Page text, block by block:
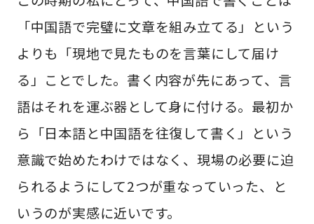
「中国語で完璧に文章を組み立てる」という
よりも「現地で見たものを言葉にして届け
る」ことでした。書く内容が先にあって、言
語はそれを運ぶ器として身に付ける。最初か
ら「日本語と中国語を往復して書く」という
意識で始めたわけではなく、現場の必要に迫
られるようにして2つが重なっていった、と
いうのが実感に近いです。